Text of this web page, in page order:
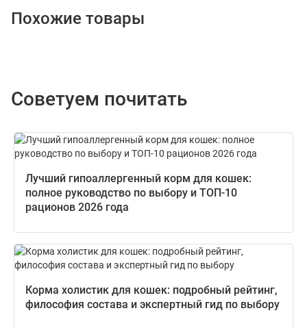
Похожие товары
Советуем почитать
Лучший гипоаллергенный корм для кошек:
полное руководство по выбору и ТОП-10
рационов 2026 года
Корма холистик для кошек: подробный рейтинг,
философия состава и экспертный гид по выбору